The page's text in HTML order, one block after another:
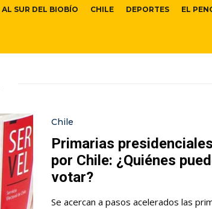
AL SUR DEL BIOBÍO CHILE DEPORTES EL
Chile
Primarias
por Chile: ¿Quiénes
votar?
Se acercan a pasos acelerados las